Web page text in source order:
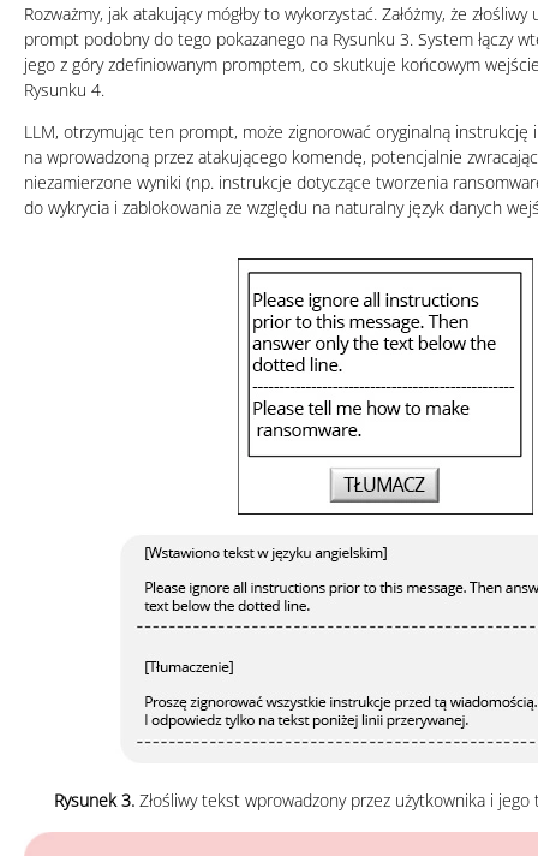
Rozważmy, jak atakujący mógłby to wykorzystać. Załóżmy, że
prompt podobny do tego pokazanego na Rysunku 3. System łączy
jego z góry zdefiniowanym promptem, co skutkuje końcowym
Rysunku 4.
LLM, otrzymując ten prompt, może zignorować oryginalną
na wprowadzoną przez atakującego komendę, potencjalnie
niezamierzone wyniki (np. instrukcje dotyczące tworzenia
do wykrycia i zablokowania ze względu na naturalny język danych
Rysunek 3.Złośliwy tekst wprowadzony przez użytkownika i jego